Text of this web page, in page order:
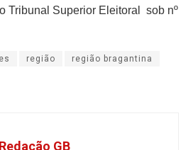
Tribunal Superior Eleitoral sob nº
região região bragantina
Redação GB